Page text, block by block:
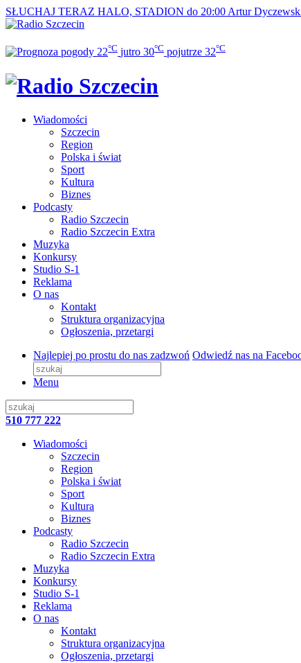
SŁUCHAJ TERAZ HALO, STADION do 20:00 Artur
22°C jutro 30°C pojutrze 32°C
Wiadomości
Szczecin
Region
Polska i świat
Sport
Kultura
Biznes
Podcasty
Radio Szczecin
Radio Szczecin Extra
Muzyka
Konkursy
Studio S-1
Reklama
O nas
Kontakt
Struktura organizacyjna
Ogłoszenia, przetargi
Najlepiej po prostu do nas zadzwoń Odwiedź nas na
Menu
510 777 222
Wiadomości
Szczecin
Region
Polska i świat
Sport
Kultura
Biznes
Podcasty
Radio Szczecin
Radio Szczecin Extra
Muzyka
Konkursy
Studio S-1
Reklama
O nas
Kontakt
Struktura organizacyjna
Ogłoszenia, przetargi